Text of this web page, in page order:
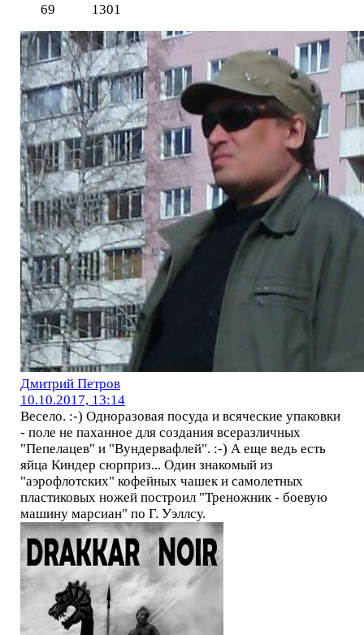
69
1301
Дмитрий Петров
10.10.2017, 13:14
Весело. :-) Одноразовая посуда и всяческие упаковки
- поле не паханное для создания всеразличных
"Пепелацев" и "Вундервафлей". :-) А еще ведь есть
яйца Киндер сюрприз... Один знакомый из
"аэрофлотских" кофейных чашек и самолетных
пластиковых ножей построил "Треножник - боевую
машину марсиан" по Г. Уэллсу.